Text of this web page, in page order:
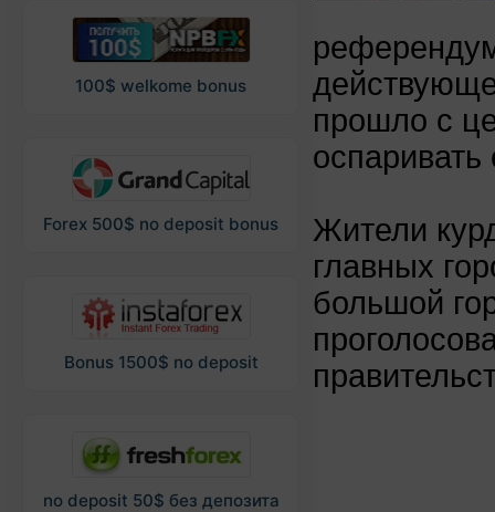
100$ welkome bonus
Forex 500$ no deposit bonus
Bonus 1500$ no deposit
no deposit 50$ без депозита
прошло с
оспаривать
Жители
главных
большой